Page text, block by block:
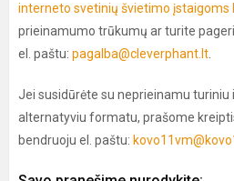
interneto svetinių švietimo įstaigoms
prieinamumo trūkumų ar turite
el. paštu: pagalba@cleverphant.lt
Jei susidūrėte su neprieinamu turiniu
alternatyviu formatu, prašome
bendruoju el. paštu: